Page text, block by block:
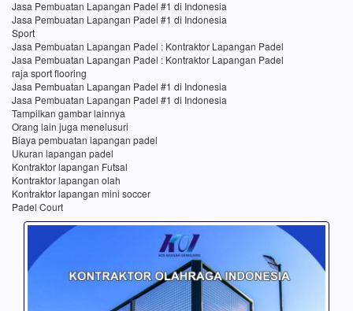
Jasa Pembuatan Lapangan Padel #1 di Indonesia
Jasa Pembuatan Lapangan Padel #1 di Indonesia
Sport
Jasa Pembuatan Lapangan Padel : Kontraktor Lapangan Padel
Jasa Pembuatan Lapangan Padel : Kontraktor Lapangan Padel
raja sport flooring
Jasa Pembuatan Lapangan Padel #1 di Indonesia
Jasa Pembuatan Lapangan Padel #1 di Indonesia
Tampilkan gambar lainnya
Orang lain juga menelusuri
Biaya pembuatan lapangan padel
Ukuran lapangan padel
Kontraktor lapangan Futsal
Kontraktor lapangan olah
Kontraktor lapangan mini soccer
Padel Court